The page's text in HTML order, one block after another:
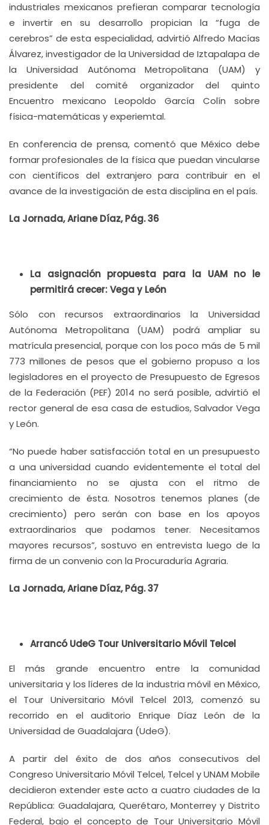
industriales mexicanos prefieran comparar tecnología
e invertir en su desarrollo propician la “fuga de
cerebros” de esta especialidad, advirtió Alfredo Macías
Álvarez, investigador de la Universidad de Iztapalapa de
la Universidad Autónoma Metropolitana (UAM) y
presidente del comité organizador del quinto
Encuentro mexicano Leopoldo García Colín sobre
física-matemáticas y experiemtal.
En conferencia de prensa, comentó que México debe
formar profesionales de la física que puedan vincularse
con científicos del extranjero para contribuir en el
avance de la investigación de esta disciplina en el país.
La Jornada, Ariane Díaz, Pág. 36
La asignación propuesta para la UAM no le
permitirá crecer: Vega y León
Sólo con recursos extraordinarios la Universidad
Autónoma Metropolitana (UAM) podrá ampliar su
matrícula presencial, porque con los poco más de 5 mil
773 millones de pesos que el gobierno propuso a los
legisladores en el proyecto de Presupuesto de Egresos
de la Federación (PEF) 2014 no será posible, advirtió el
rector general de esa casa de estudios, Salvador Vega
y León.
“No puede haber satisfacción total en un presupuesto
a una universidad cuando evidentemente el total del
financiamiento no se ajusta con el ritmo de
crecimiento de ésta. Nosotros tenemos planes (de
crecimiento) pero serán con base en los apoyos
extraordinarios que podamos tener. Necesitamos
mayores recursos”, sostuvo en entrevista luego de la
firma de un convenio con la Procuraduría Agraria.
La Jornada, Ariane Díaz, Pág. 37
Arrancó UdeG Tour Universitario Móvil Telcel
El más grande encuentro entre la comunidad
universitaria y los líderes de la industria móvil en México,
el Tour Universitario Móvil Telcel 2013, comenzó su
recorrido en el auditorio Enrique Díaz León de la
Universidad de Guadalajara (UdeG).
A partir del éxito de dos años consecutivos del
Congreso Universitario Móvil Telcel, Telcel y UNAM Mobile
decidieron extender este acto a cuatro ciudades de la
República: Guadalajara, Querétaro, Monterrey y Distrito
Federal, bajo el concepto de Tour Universitario Móvil